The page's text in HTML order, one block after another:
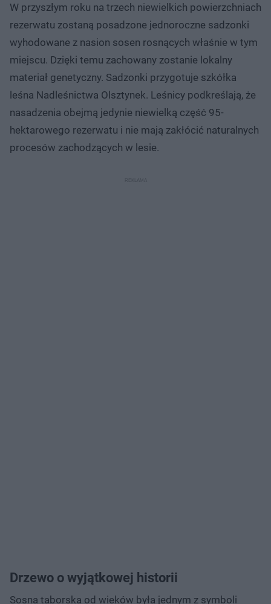
W przyszłym roku na trzech niewielkich powierzchniach
rezerwatu zostaną posadzone jednoroczne sadzonki
wyhodowane z nasion sosen rosnących właśnie w tym
miejscu. Dzięki temu zachowany zostanie lokalny
materiał genetyczny. Sadzonki przygotuje szkółka
leśna Nadleśnictwa Olsztynek. Leśnicy podkreślają, że
nasadzenia obejmą jedynie niewielką część 95-
hektarowego rezerwatu i nie mają zakłócić naturalnych
procesów zachodzących w lesie.
Drzewo o wyjątkowej historii
Sosna taborska od wieków była jednym z symboli